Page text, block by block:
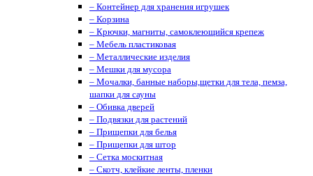
– Контейнер для хранения игрушек
– Корзина
– Крючки, магниты, cамоклеющийся крепеж
– Мебель пластиковая
– Металлические изделия
– Мешки для мусора
– Мочалки, банные наборы,щетки для тела, пемза,
шапки для сауны
– Обивка дверей
– Подвязки для растений
– Прищепки для белья
– Прищепки для штор
– Сетка москитная
– Скотч, клейкие ленты, пленки